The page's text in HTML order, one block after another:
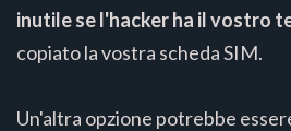
inutile se l'hacker ha il vostro
copiato la vostra scheda SIM.
Un'altra opzione potrebbe